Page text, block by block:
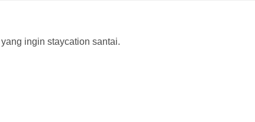
ingin staycation santai.